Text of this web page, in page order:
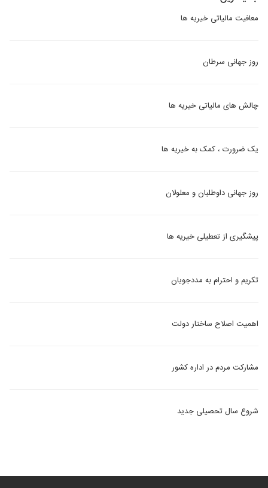
معافیت مالیاتی خیریه ها
روز جهانی سرطان
چالش های مالیاتی خیریه ها
یک ضرورت ، کمک به خیریه ها
روز جهانی داوطلبان و معلولان
پیشگیری از تعطیلی خیریه ها
تکریم و احترام به مددجویان
اهمیت اصلاح ساختار دولت
مشارکت مردم در اداره کشور
شروع سال تحصیلی جدید